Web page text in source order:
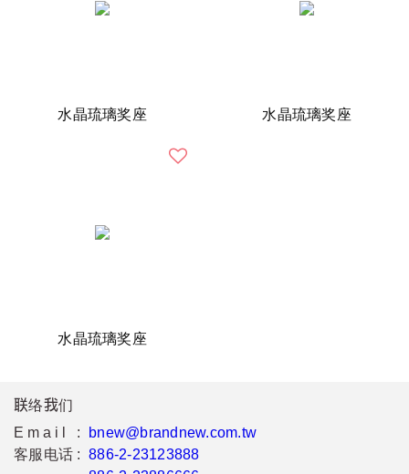
水晶琉璃奖座 水晶琉璃奖座
水晶琉璃奖座
联络我们
Email :
bnew@brandnew.com.tw
客服电话 : 886-2-23123888